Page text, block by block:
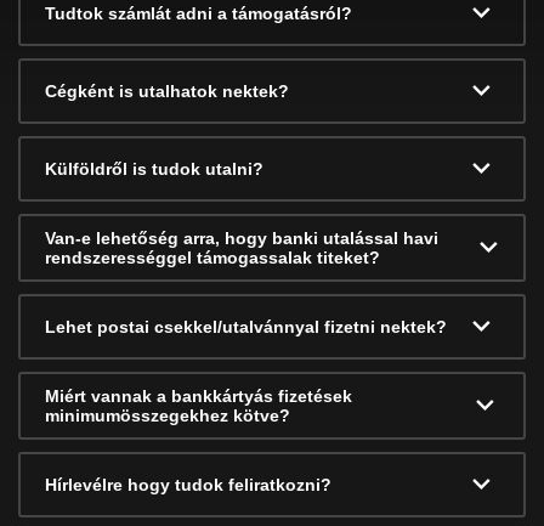
Tudtok számlát adni a támogatásról?
Cégként is utalhatok nektek?
Külföldről is tudok utalni?
Van-e lehetőség arra, hogy banki utalással havi
rendszerességgel támogassalak titeket?
Lehet postai csekkel/utalvánnyal fizetni nektek?
Miért vannak a bankkártyás fizetések
minimumösszegekhez kötve?
Hírlevélre hogy tudok feliratkozni?